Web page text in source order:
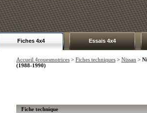
Fiches 4x4 Essais 4x4
Accueil 4rouesmotrices > Fiches techniques > Nissan >
(1988-1990)
Fiche technique